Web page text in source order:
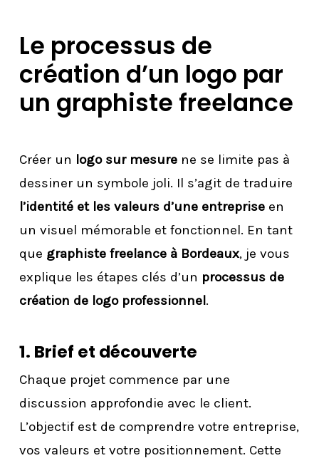
Le processus de
création d’un logo par
un graphiste freelance
Créer un logo sur mesurene se limite pas à
dessiner un symbole joli. Il s’agit de traduire
l’identité et les valeurs d’une entrepriseen
un visuel mémorable et fonctionnel. En tant
que graphiste freelance à Bordeaux, je vous
explique les étapes clés d’un processus de
création de logo professionnel.
1. Brief et découverte
Chaque projet commence par une
discussion approfondie avec le client.
L’objectif est de comprendre votre entreprise,
vos valeurs et votre positionnement. Cette